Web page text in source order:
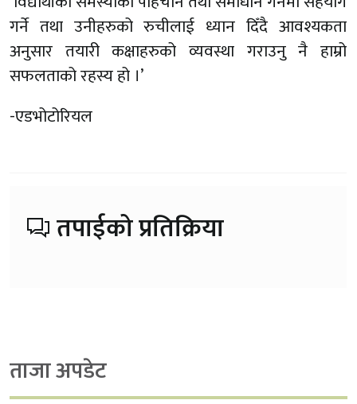
गर्ने तथा उनीहरुको रुचीलाई ध्यान दिँदै आवश्यकता
अनुसार तयारी कक्षाहरुको व्यवस्था गराउनु नै हाम्रो
सफलताको रहस्य हो ।’
-एडभोटोरियल
तपाईको प्रतिक्रिया
ताजा अपडेट